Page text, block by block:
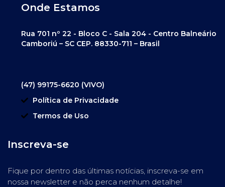
Onde Estamos
Rua 701 nº 22 - Bloco C - Sala 204 - Centro Balneário
Camboriú – SC CEP. 88330-711 – Brasil
(47) 99175-6620 (VIVO)
Política de Privacidade
Termos de Uso
Inscreva-se
Fique por dentro das últimas notícias, inscreva-se em
nossa newsletter e não perca nenhum detalhe!